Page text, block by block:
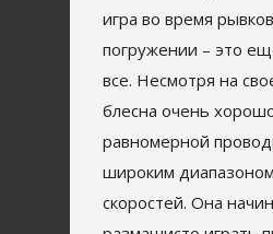
игра во время
погружении – это
все. Несмотря на
блесна очень
равномерной
широким
скоростей. Она